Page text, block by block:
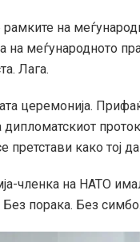
рамките на
на меѓународното
Лага.
церемонија.
претстави како тој
членка на НАТО
порака. Без